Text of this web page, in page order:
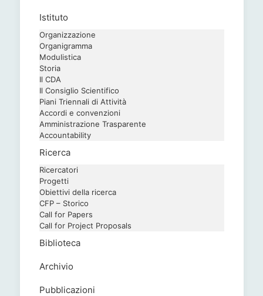
Istituto
Organizzazione
Organigramma
Modulistica
Storia
Il CDA
Il Consiglio Scientifico
Piani Triennali di Attività
Accordi e convenzioni
Amministrazione Trasparente
Accountability
Ricerca
Ricercatori
Progetti
Obiettivi della ricerca
CFP – Storico
Call for Papers
Call for Project Proposals
Biblioteca
Archivio
Pubblicazioni